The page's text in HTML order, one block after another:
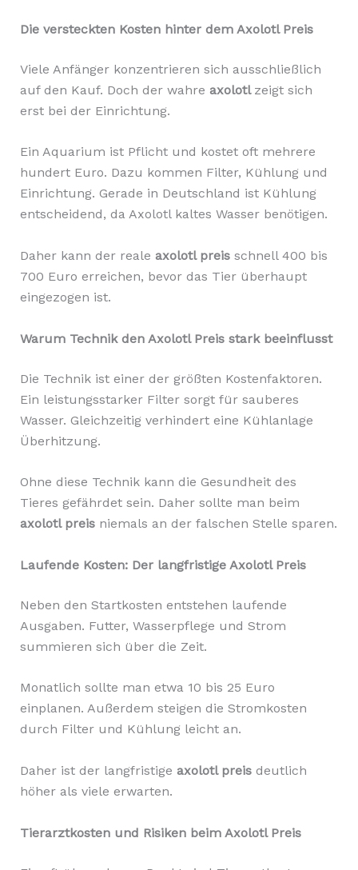
Die versteckten Kosten hinter dem Axolotl Preis
Viele Anfänger konzentrieren sich ausschließlich
auf den Kauf. Doch der wahre axolotl zeigt sich
erst bei der Einrichtung.
Ein Aquarium ist Pflicht und kostet oft mehrere
hundert Euro. Dazu kommen Filter, Kühlung und
Einrichtung. Gerade in Deutschland ist Kühlung
entscheidend, da Axolotl kaltes Wasser benötigen.
Daher kann der reale axolotl preisschnell 400 bis
700 Euro erreichen, bevor das Tier überhaupt
eingezogen ist.
Warum Technik den Axolotl Preis stark beeinflusst
Die Technik ist einer der größten Kostenfaktoren.
Ein leistungsstarker Filter sorgt für sauberes
Wasser. Gleichzeitig verhindert eine Kühlanlage
Überhitzung.
Ohne diese Technik kann die Gesundheit des
Tieres gefährdet sein. Daher sollte man beim
axolotl preisniemals an der falschen Stelle sparen.
Laufende Kosten: Der langfristige Axolotl Preis
Neben den Startkosten entstehen laufende
Ausgaben. Futter, Wasserpflege und Strom
summieren sich über die Zeit.
Monatlich sollte man etwa 10 bis 25 Euro
einplanen. Außerdem steigen die Stromkosten
durch Filter und Kühlung leicht an.
Daher ist der langfristige axolotl preisdeutlich
höher als viele erwarten.
Tierarztkosten und Risiken beim Axolotl Preis